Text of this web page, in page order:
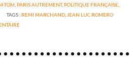
TOM PARIS AUTREMENT, POLITIQUE FRANÇAISE
TAGS : REMI MARCHAND JEAN LUC ROMERO